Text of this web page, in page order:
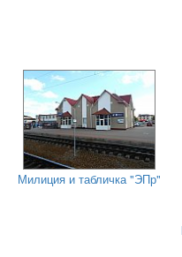
Милиция и табличка "ЭПр"